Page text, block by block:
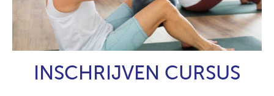
INSCHRIJVEN CURSUS